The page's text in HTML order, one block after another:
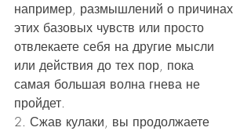
например, размышлений о причинах
этих базовых чувств или просто
отвлекаете себя на другие мысли
или действия до тех пор, пока
самая большая волна гнева не
пройдет.
2. Сжав кулаки, вы продолжаете